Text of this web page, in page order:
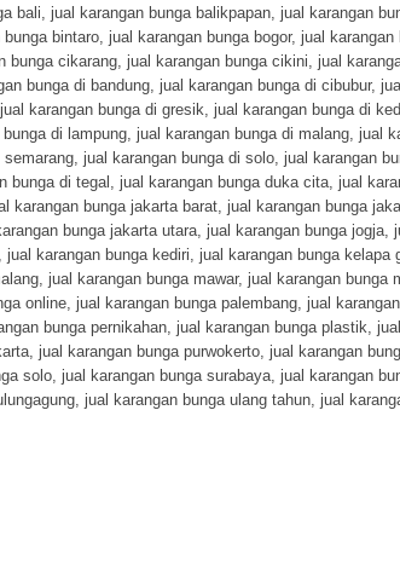
bali, jual karangan bunga balikpapan, jual karangan
bintaro, jual karangan bunga bogor, jual karangan
bunga cikarang, jual karangan bunga cikini, jual
bunga di bandung, jual karangan bunga di cibubur,
jual karangan bunga di gresik, jual karangan bunga di
di lampung, jual karangan bunga di malang, jual
semarang, jual karangan bunga di solo, jual karangan
bunga di tegal , jual karangan bunga duka cita, jual
karangan bunga jakarta barat, jual karangan bunga
bunga jakarta utara, jual karangan bunga jogja,
, jual karangan bunga kediri, jual karangan bunga kelapa
, jual karangan bunga mawar, jual karangan bunga
online, jual karangan bunga palembang, jual
bunga pernikahan, jual karangan bunga plastik,
, jual karangan bunga purwokerto, jual karangan
solo, jual karangan bunga surabaya, jual karangan
, jual karangan bunga ulang tahun, jual